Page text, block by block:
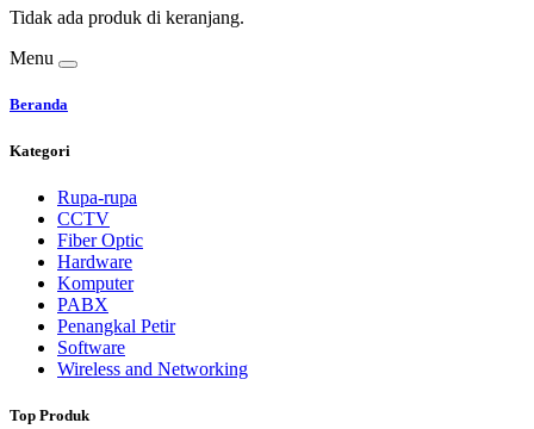
Tidak ada produk di keranjang.
Menu
Beranda
Kategori
Rupa-rupa
CCTV
Fiber Optic
Hardware
Komputer
PABX
Penangkal Petir
Software
Wireless and Networking
Top Produk